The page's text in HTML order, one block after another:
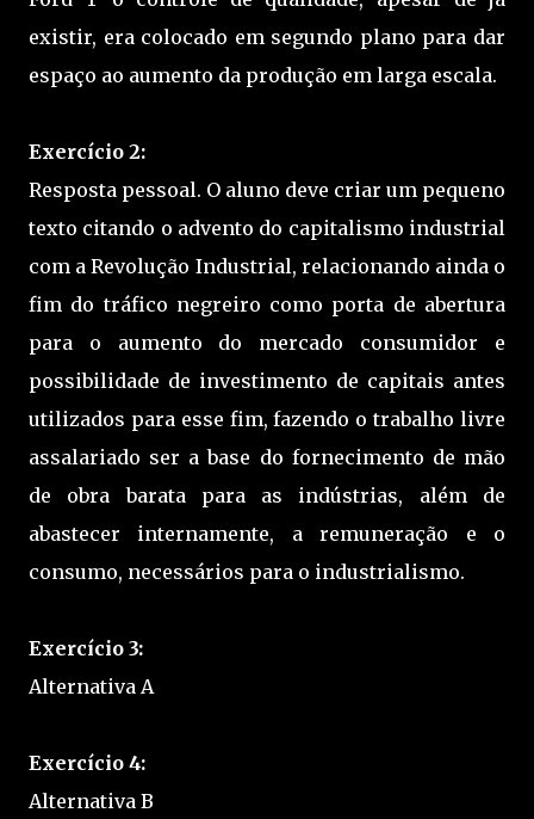
existir, era colocado em segundo plano para dar
espaço ao aumento da produção em larga escala.
Exercício 2:
Resposta pessoal. O aluno deve criar um pequeno
texto citando o advento do capitalismo industrial
com a Revolução Industrial, relacionando ainda o
fim do tráfico negreiro como porta de abertura
para o aumento do mercado consumidor e
possibilidade de investimento de capitais antes
utilizados para esse fim, fazendo o trabalho livre
assalariado ser a base do fornecimento de mão
de obra barata para as indústrias, além de
abastecer internamente, a remuneração e o
consumo, necessários para o industrialismo.
Exercício 3:
Alternativa A
Exercício 4:
Alternativa B